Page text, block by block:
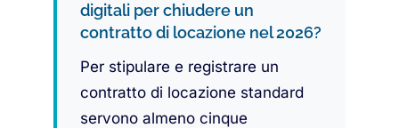
digitali per chiudere un
contratto di locazione nel 2026?
Per stipulare e registrare un
contratto di locazione standard
servono almeno cinque